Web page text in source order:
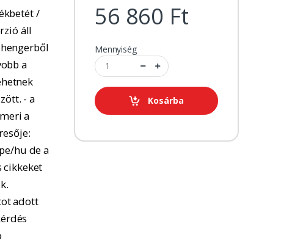
/
áll
a
- a
a
hu de a
cikkeket
adott
56 860 Ft
Mennyiség
Kosárba